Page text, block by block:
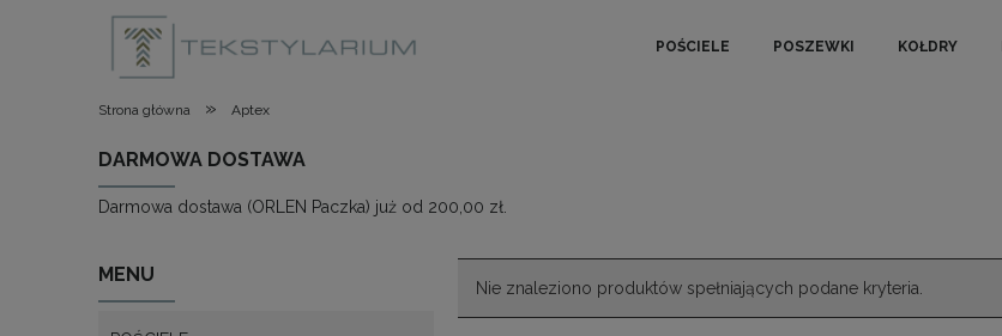
POŚCIELE POSZEWKI KOŁDRY
Strona główna » Aptex
DARMOWA DOSTAWA
Darmowa dostawa (ORLEN Paczka) już od 200,00 zł.
MENU
Nie znaleziono produktów spełniających podane kryteria.